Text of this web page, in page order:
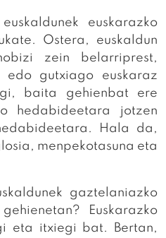
euskarazko
Ostera, euskaldun
zein belarriprest,
edo gutxiago euskaraz
baita gehienbat ere
hedabideetara jotzen
Hala da,
menpekotasuna eta
gaztelaniazko
Euskarazko
eta itxiegi bat. Bertan,